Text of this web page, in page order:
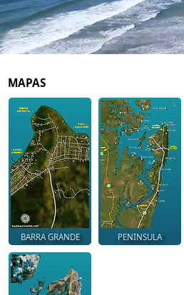
MAPAS
BARRA GRANDE PENINSULA